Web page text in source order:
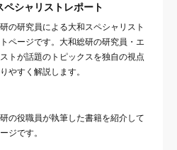
ペシャリストレポート
の研究員による大和スペシャリスト
ページです。大和総研の研究員・エ
トが話題のトピックスを独自の視点
やすく解説します。
の役職員が執筆した書籍を紹介して
ジです。